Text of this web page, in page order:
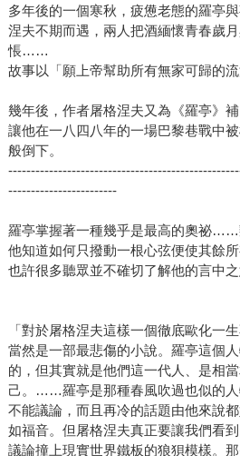
多年後的一個寒秋，疲憊老態的羅亭
涅夫不期而遇，兩人把酒緬懷青春歲
悵……
故事以「願上帝幫助所有無家可歸的流
幾年後，作者屠格涅夫又為《羅亭》補
讓他在一八四八年的一場巴黎巷戰中
般倒下。
------------------------
羅亭掌握著一種幾乎是最高的奧祕……
他知道如何只撥動一根心弦便使其餘
也許很多聽眾並不確切了解他的言中
「對於屠格涅夫這樣一個徹底歐化一
當然是一部最悲傷的小說。羅亭這個
的，但其實就是他們這一代人、是相
己。……羅亭是那種春風吹過也似的
不能議論，而且再冷的話題由他來說
如福音。但屠格涅夫真正要讓我們看
議論撞上現實世界鐵板的狼狽模樣。